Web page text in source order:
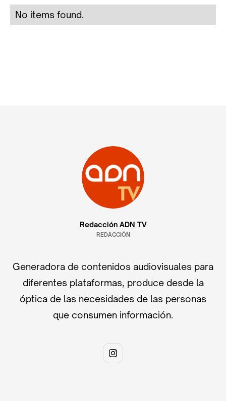
No items found.
Redacción ADN TV
REDACCIÓN
Generadora de contenidos audiovisuales para
diferentes plataformas, produce desde la
óptica de las necesidades de las personas
que consumen información.